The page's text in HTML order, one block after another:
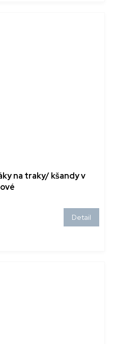
na traky/ kšandy v
Detail